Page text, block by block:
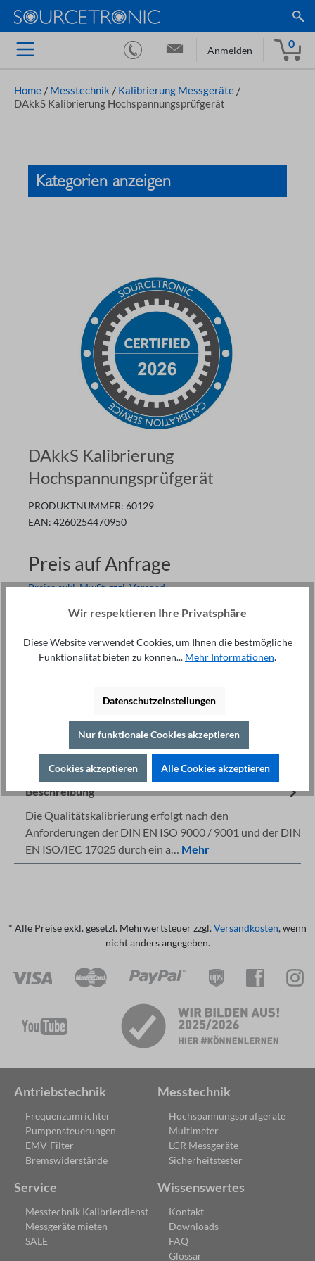
Anmelden
0
Home / Messtechnik / Kalibrierung Messgeräte /
DAkkS Kalibrierung Hochspannungsprüfgerät
Kategorien anzeigen
DAkkS Kalibrierung
Hochspannungsprüfgerät
PRODUKTNUMMER: 60129
EAN: 4260254470950
Preis auf Anfrage
Preise exkl. MwSt. zzgl. Versand
Details
Fachberatung unter
+49 421 277 9999
Beschreibung
Die Qualitätskalibrierung erfolgt nach den
Anforderungen der DIN EN ISO 9000 / 9001 und der DIN
EN ISO/IEC 17025 durch ein a… Mehr
* Alle Preise exkl. gesetzl. Mehrwertsteuer zzgl. Versandkosten, wenn
nicht anders angegeben.
Antriebstechnik
Frequenzumrichter
Pumpensteuerungen
EMV-Filter
Bremswiderstände
Messtechnik
Hochspannungsprüfgeräte
Multimeter
LCR Messgeräte
Sicherheitstester
Service
Messtechnik Kalibrierdienst
Messgeräte mieten
SALE
Wissenswertes
Kontakt
Downloads
FAQ
Glossar
Wir respektieren Ihre Privatsphäre
Diese Website verwendet Cookies, um Ihnen die bestmögliche
Funktionalität bieten zu können... Mehr Informationen.
Datenschutzeinstellungen
Nur funktionale Cookies akzeptieren
Cookies akzeptieren Alle Cookies akzeptieren